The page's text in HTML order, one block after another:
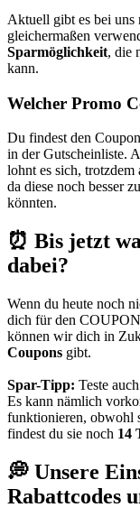
Aktuell gibt es bei uns
gleichermaßen
Sparmöglichkeit, die
kann.
Welcher Promo
Du findest den
in der Gutscheinliste.
lohnt es sich, trotzdem
da diese noch besser
könnten.
⏰ Bis jetzt
dabei?
Wenn du heute noch
dich für den
können wir dich in
Coupons gibt.
Spar-Tipp: Teste
Es kann nämlich
funktionieren, obwohl
findest du sie noch 14
💭 Unsere
Rabattcodes